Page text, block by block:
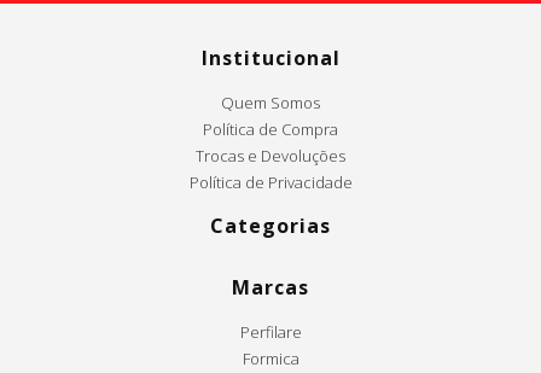
Institucional
Quem Somos
Política de Compra
Trocas e Devoluções
Política de Privacidade
Categorias
Marcas
Perfilare
Formica